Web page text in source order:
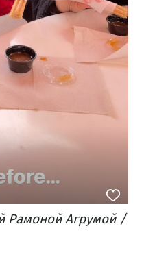
Рамоной Агрумой /